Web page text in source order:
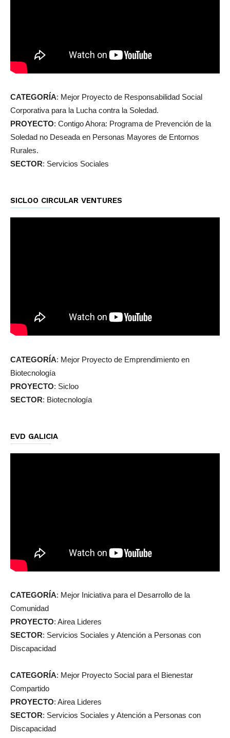
CATEGORÍA: Mejor Proyecto de Responsabilidad Social
Corporativa para la Lucha contra la Soledad.
PROYECTO: Contigo Ahora: Programa de Prevención de la
Soledad no Deseada en Personas Mayores de Entornos
Rurales.
SECTOR: Servicios Sociales
SICLOO CIRCULAR VENTURES
CATEGORÍA: Mejor Proyecto de Emprendimiento en
Biotecnología
PROYECTO: Sicloo
SECTOR: Biotecnología
EVD GALICIA
CATEGORÍA: Mejor Iniciativa para el Desarrollo de la
Comunidad
PROYECTO: Airea Lideres
SECTOR: Servicios Sociales y Atención a Personas con
Discapacidad
CATEGORÍA: Mejor Proyecto Social para el Bienestar
Compartido
PROYECTO: Airea Lideres
SECTOR: Servicios Sociales y Atención a Personas con
Discapacidad